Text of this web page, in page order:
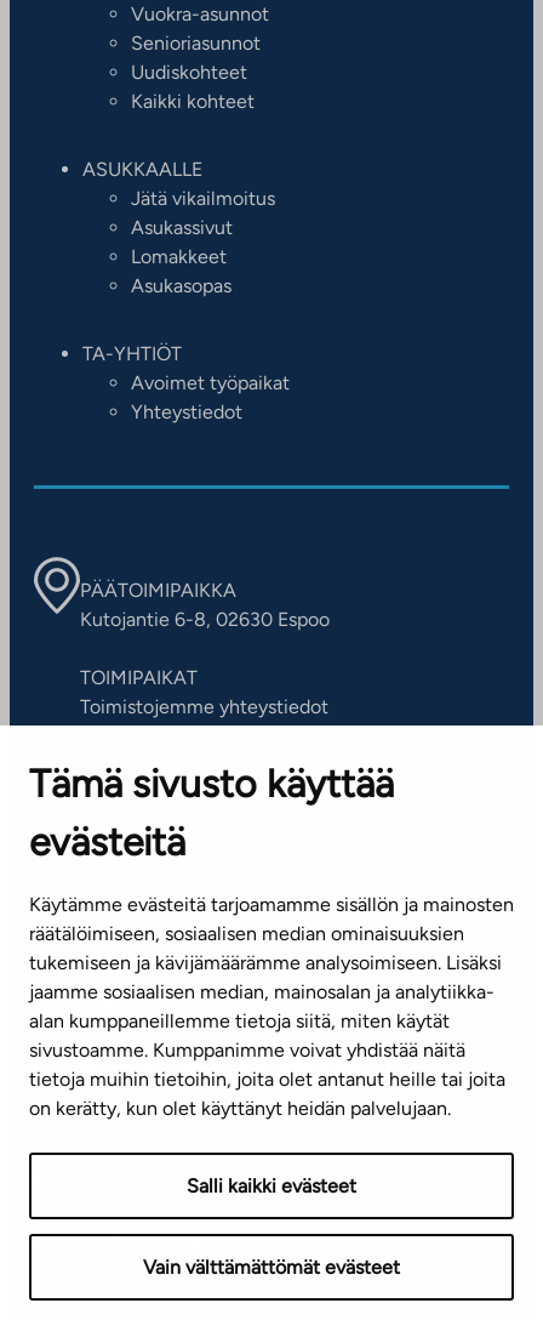
Tämä sivusto käyttää
evästeitä
Käytämme evästeitä tarjoamamme sisällön ja mainosten
räätälöimiseen, sosiaalisen median ominaisuuksien
tukemiseen ja kävijämäärämme analysoimiseen. Lisäksi
jaamme sosiaalisen median, mainosalan ja analytiikka-
alan kumppaneillemme tietoja siitä, miten käytät
sivustoamme. Kumppanimme voivat yhdistää näitä
tietoja muihin tietoihin, joita olet antanut heille tai joita
on kerätty, kun olet käyttänyt heidän palvelujaan.
Salli kaikki evästeet
Vain välttämättömät evästeet
Vuokra-asunnot
Senioriasunnot
Uudiskohteet
Kaikki kohteet
ASUKKAALLE
Jätä vikailmoitus
Asukassivut
Lomakkeet
Asukasopas
TA-YHTIÖT
Avoimet työpaikat
Yhteystiedot
PÄÄTOIMIPAIKKA
Kutojantie 6-8, 02630 Espoo
TOIMIPAIKAT
Toimistojemme yhteystiedot
ASIAKASPALVELUKESKUS
Puh. 045 7734 3777
(arkisin klo 8-16)
info@ta.fi
Tilaa uutiskirje
Mediapankki
TietosuojaselosteSaavutettavuusseloste